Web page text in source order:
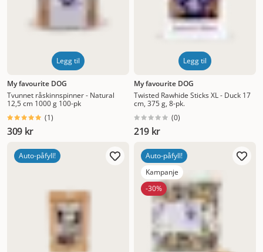
Legg til
My favourite DOG
Tvunnet råskinnspinner - Natural
12,5 cm 1000 g 100-pk
(1)
309 kr
Legg til
My favourite DOG
Twisted Rawhide Sticks XL - Duck 17
cm, 375 g, 8-pk.
(0)
219 kr
Auto-påfyll!
Auto-påfyll!
Kampanje
-30%